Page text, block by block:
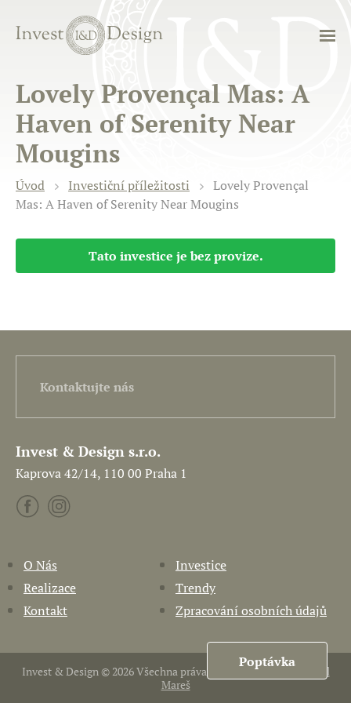
Lovely Provençal Mas: A
Haven of Serenity Near
Mougins
Úvod Investiční příležitosti
Lovely Provençal
Mas: A Haven of Serenity Near Mougins
Tato investice je bez provize.
Kontaktujte nás
Invest & Design s.r.o.
Kaprova 42/14, 110 00 Praha 1
O Nás
Investice
Realizace
Trendy
Kontakt
Zpracování osobních údajů
Invest & Design © 2026 Všechna práva vyhrazena. Vytvořil
Pavel
Mareš
Poptávka